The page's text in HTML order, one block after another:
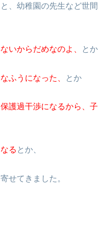
、幼稚園の先生など世間
いからだめなのよ、 とか
ふうになった、 とか
護過干渉になるから、子
る とか、
せてきました。